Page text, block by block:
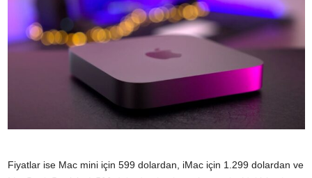
Fiyatlar ise Mac mini için 599 dolardan, iMac için 1.299 dolardan ve